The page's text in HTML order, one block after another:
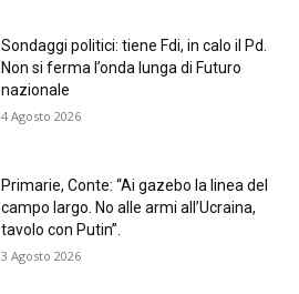
Sondaggi politici: tiene Fdi, in calo il Pd.
Non si ferma l’onda lunga di Futuro
nazionale
4 Agosto 2026
Primarie, Conte: “Ai gazebo la linea del
campo largo. No alle armi all’Ucraina,
tavolo con Putin”.
3 Agosto 2026